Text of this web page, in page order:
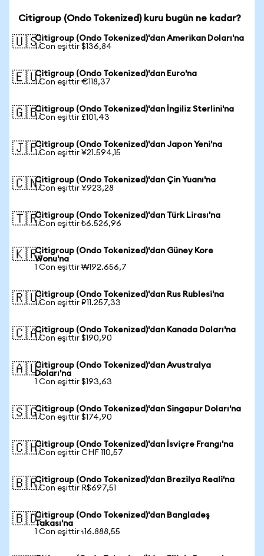
Citigroup (Ondo Tokenized) kuru bugün ne kadar?
🇺🇸Citigroup (Ondo Tokenized)'dan Amerikan Doları'na
1 Con eşittir $136,84
🇪🇺Citigroup (Ondo Tokenized)'dan Euro'na
1 Con eşittir €118,37
🇬🇧Citigroup (Ondo Tokenized)'dan İngiliz Sterlini'na
1 Con eşittir £101,43
🇯🇵Citigroup (Ondo Tokenized)'dan Japon Yeni'na
1 Con eşittir ¥21.594,15
🇨🇳Citigroup (Ondo Tokenized)'dan Çin Yuanı'na
1 Con eşittir ¥923,28
🇹🇷Citigroup (Ondo Tokenized)'dan Türk Lirası'na
1 Con eşittir ₺6.526,96
🇰🇷Citigroup (Ondo Tokenized)'dan Güney Kore
Wonu'na
1 Con eşittir ₩192.656,7
🇷🇺Citigroup (Ondo Tokenized)'dan Rus Rublesi'na
1 Con eşittir ₽11.257,33
🇨🇦Citigroup (Ondo Tokenized)'dan Kanada Doları'na
1 Con eşittir $190,90
🇦🇺Citigroup (Ondo Tokenized)'dan Avustralya
Doları'na
1 Con eşittir $193,63
🇸🇬Citigroup (Ondo Tokenized)'dan Singapur Doları'na
1 Con eşittir $174,90
🇨🇭Citigroup (Ondo Tokenized)'dan İsviçre Frangı'na
1 Con eşittir CHF 110,57
🇧🇷Citigroup (Ondo Tokenized)'dan Brezilya Reali'na
1 Con eşittir R$697,51
🇧🇩Citigroup (Ondo Tokenized)'dan Bangladeş
Takası'na
1 Con eşittir ৳16.888,55